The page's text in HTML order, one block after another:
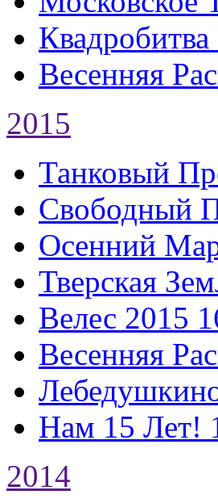
Весенняя
2015
Танковый
Свободный
Осенний
Тверская
Велес 2015
Весенняя
Нам 15 Лет!
2014